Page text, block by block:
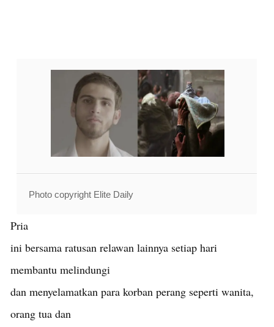
Photo copyright Elite Daily
Pria
ini bersama ratusan relawan lainnya setiap hari
membantu melindungi
dan menyelamatkan para korban perang seperti wanita,
orang tua dan